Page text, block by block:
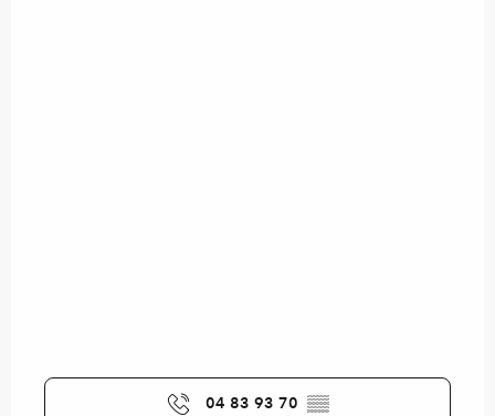
04 83 93 70 ▒▒